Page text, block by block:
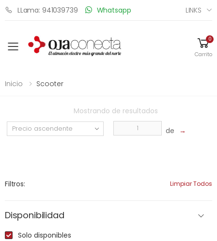
LLama: 941039739 Whatsapp LINKS
Toggle mobile menu
0
Carrito
Inicio Scooter
Mostrando de resultados
de →
Filtros: Limpiar Todos
Disponibilidad
Solo disponibles